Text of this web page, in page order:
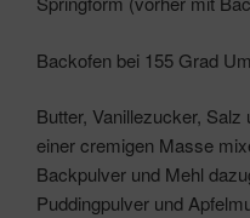
Backofen bei 155 Grad
Butter, Vanillezucker,
einer cremigen Masse
Backpulver und Mehl
Puddingpulver und